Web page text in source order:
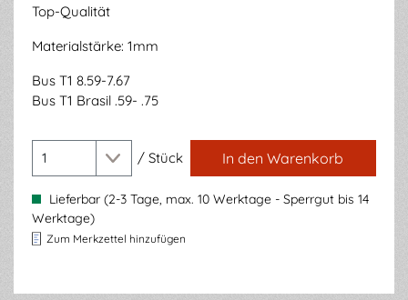
Top-Qualität
Materialstärke: 1mm
Bus T1 8.59-7.67
Bus T1 Brasil .59- .75
/ Stück In den Warenkorb
Lieferbar (2-3 Tage, max. 10 Werktage - Sperrgut bis 14
Werktage)
Zum Merkzettel hinzufügen